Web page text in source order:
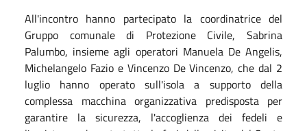
All'incontro hanno partecipato la coordinatrice del
Gruppo comunale di Protezione Civile, Sabrina
Palumbo, insieme agli operatori Manuela De Angelis,
Michelangelo Fazio e Vincenzo De Vincenzo, che dal 2
luglio hanno operato sull'isola a supporto della
complessa macchina organizzativa predisposta per
garantire la sicurezza, l'accoglienza dei fedeli e